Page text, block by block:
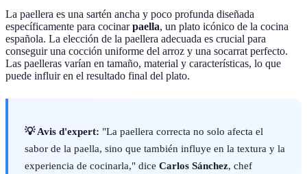
La paellera es una sartén ancha y poco profunda diseñada
específicamente para cocinarpaella, un plato icónico de la cocina
española. La elección de la paellera adecuada es crucial para
conseguir una cocción uniforme del arroz y una socarrat perfecto.
Las paelleras varían en tamaño, material y características, lo que
puede influir en el resultado final del plato.
💡 Avis d'expert: "La paellera correcta no solo afecta el
sabor de la paella, sino que también influye en la textura y la
experiencia de cocinarla," dice Carlos Sánchez, chef